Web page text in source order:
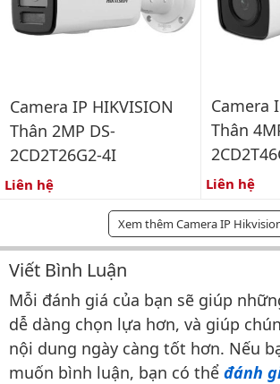
Camera IP HIKVISION
Thân 2MP DS-
2CD2T26G2-4I
Liên hệ
Camera
Thân
Liên hệ
Xem thêm Camera IP
Bình luận & Đánh
Viết Bình Luận
Mỗi đánh giá của bạn sẽ giúp
dễ dàng chọn lựa hơn, và giúp
nội dung ngày càng tốt hơn. Nếu
muốn bình luận, bạn có thể đánh